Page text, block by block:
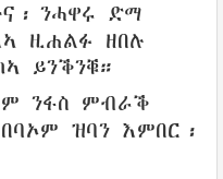
፡ ንሓዋሩ ድማ
ዚሐልፉ ዘበሉ
ይንቕንቑ።
ንፋስ ምብራቕ
ዝባን እምበር፡